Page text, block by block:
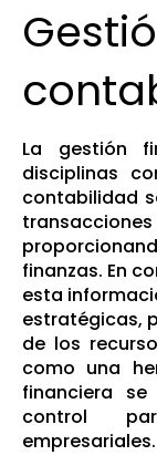
La gestión
disciplinas
contabilidad
finanzas. En
esta
estratégicas,
de los
como una
financiera
control
empresariales.